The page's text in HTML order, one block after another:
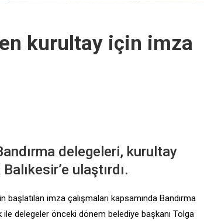
kurultay için imza
delegeleri, kurultay
ulaştırdı.
imza çalışmaları kapsamında Bandırma
delegeler önceki dönem belediye başkanı Tolga